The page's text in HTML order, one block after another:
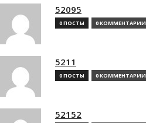
52095
0 ПОСТЫ 0 КОММЕНТАРИИ
5211
0 ПОСТЫ 0 КОММЕНТАРИИ
52152